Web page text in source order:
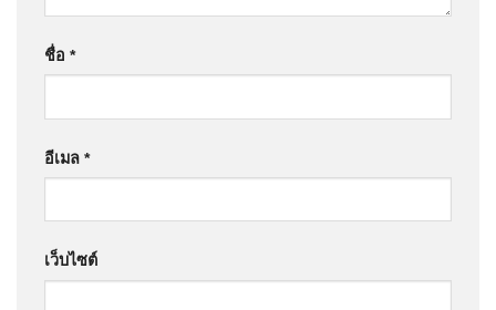
ชื่อ *
อีเมล *
เว็บไซต์